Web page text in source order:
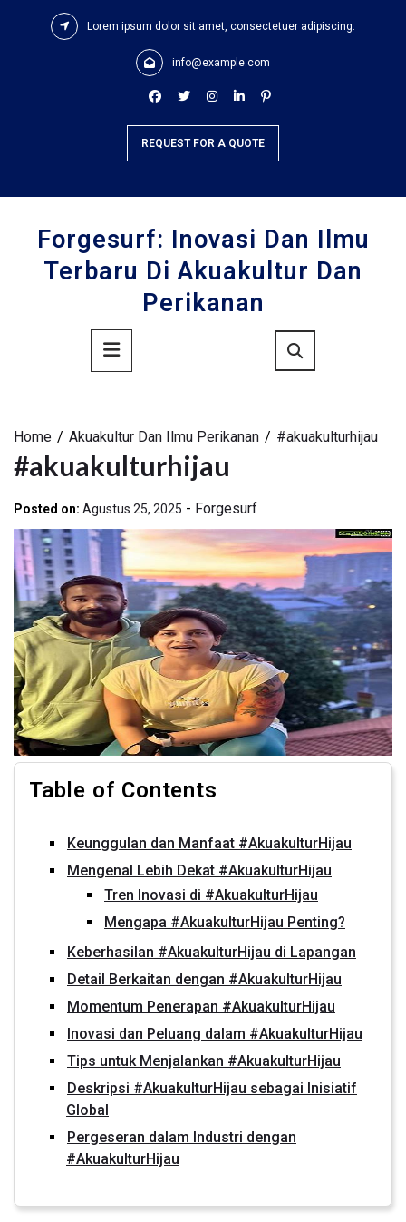
Lorem ipsum dolor sit amet, consectetuer adipiscing.
info@example.com
REQUEST FOR A QUOTE
Forgesurf: Inovasi Dan Ilmu
Terbaru Di Akuakultur Dan
Perikanan
Primary
Menu
Home Akuakultur Dan Ilmu Perikanan #akuakulturhijau
#akuakulturhijau
Posted on: Agustus 25, 2025 - Forgesurf
Table of Contents
Keunggulan dan Manfaat #AkuakulturHijau
Mengenal Lebih Dekat #AkuakulturHijau
Tren Inovasi di #AkuakulturHijau
Mengapa #AkuakulturHijau Penting?
Keberhasilan #AkuakulturHijau di Lapangan
Detail Berkaitan dengan #AkuakulturHijau
Momentum Penerapan #AkuakulturHijau
Inovasi dan Peluang dalam #AkuakulturHijau
Tips untuk Menjalankan #AkuakulturHijau
Deskripsi #AkuakulturHijau sebagai Inisiatif
Global
Pergeseran dalam Industri dengan
#AkuakulturHijau